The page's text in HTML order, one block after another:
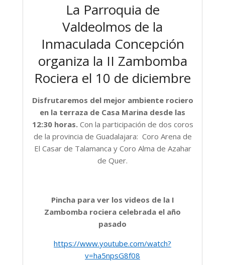
La Parroquia de
Valdeolmos de la
Inmaculada Concepción
organiza la II Zambomba
Rociera el 10 de diciembre
Disfrutaremos del mejor ambiente rociero
en la terraza de Casa Marina desde las
12:30 horas.Con la participación de dos coros
de la provincia de Guadalajara: Coro Arena de
El Casar de Talamanca y Coro Alma de Azahar
de Quer.
Pincha para ver los videos de la I
Zambomba rociera celebrada el año
pasado
https://www.youtube.com/watch?
v=ha5npsG8f08